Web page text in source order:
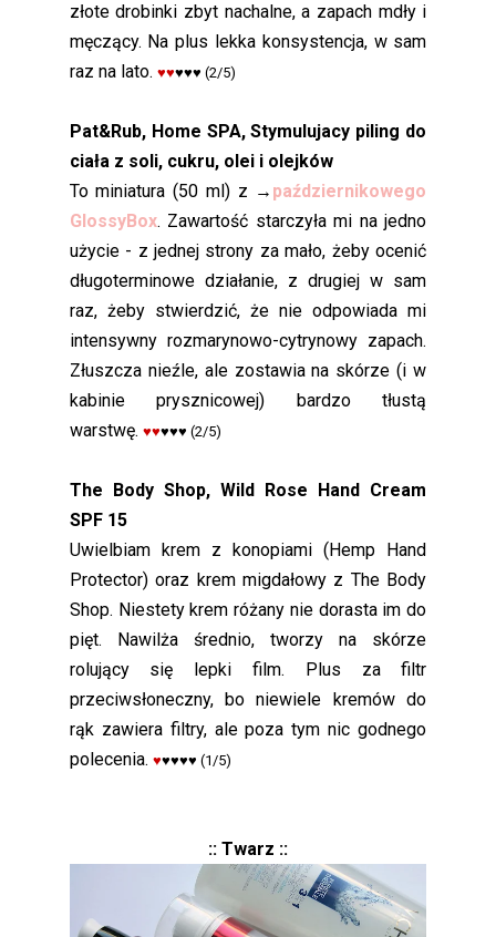
złote drobinki zbyt nachalne, a zapach mdły i
męczący. Na plus lekka konsystencja, w sam
raz na lato. ♥♥♥♥♥ (2/5)
Pat&Rub, Home SPA, Stymulujacy piling do
ciała z soli, cukru, olei i olejków
To miniatura (50 ml) z → październikowego
GlossyBox. Zawartość starczyła mi na jedno
użycie - z jednej strony za mało, żeby ocenić
długoterminowe działanie, z drugiej w sam
raz, żeby stwierdzić, że nie odpowiada mi
intensywny rozmarynowo-cytrynowy zapach.
Złuszcza nieźle, ale zostawia na skórze (i w
kabinie prysznicowej) bardzo tłustą
warstwę. ♥♥♥♥♥ (2/5)
The Body Shop, Wild Rose Hand Cream
SPF 15
Uwielbiam krem z konopiami (Hemp Hand
Protector) oraz krem migdałowy z The Body
Shop. Niestety krem różany nie dorasta im do
pięt. Nawilża średnio, tworzy na skórze
rolujący się lepki film. Plus za filtr
przeciwsłoneczny, bo niewiele kremów do
rąk zawiera filtry, ale poza tym nic godnego
polecenia. ♥♥♥♥♥ (1/5)
:: Twarz ::